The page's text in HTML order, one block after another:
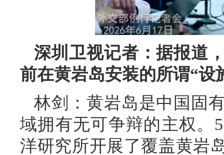
深圳卫视记者：据报道
前在黄岩岛安装的所谓“设
林剑：黄岩岛是中国固
域拥有无可争辩的主权。
洋研究所开展了覆盖黄岩